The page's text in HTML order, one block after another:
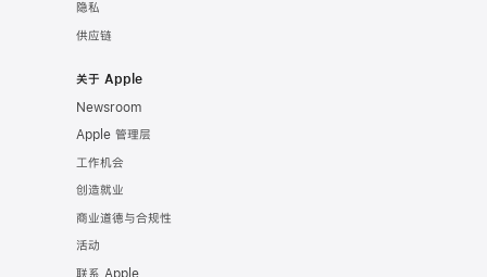
隐私
供应链
关于 Apple
Newsroom
Apple 管理层
工作机会
创造就业
商业道德与合规性
活动
联系 Apple